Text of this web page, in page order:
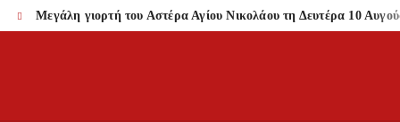
Μεγάλη γιορτή του Αστέρα Αγίου Νικολάου τη Δευτέρα 10